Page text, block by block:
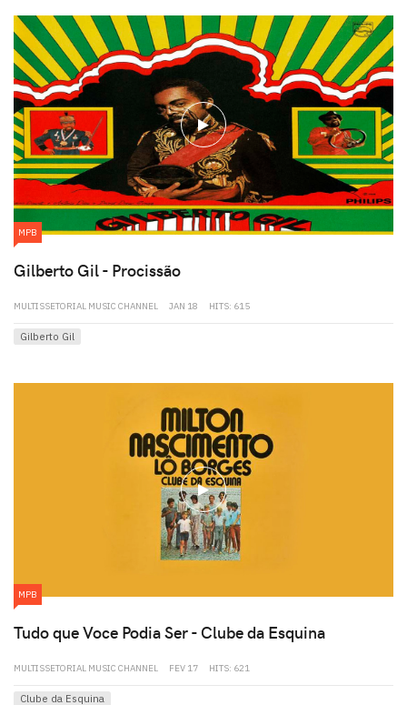
play
MPB
Gilberto Gil - Procissão
MULTISSETORIAL MUSIC CHANNEL JAN 18 HITS: 615
Gilberto Gil
play
MPB
Tudo que Voce Podia Ser - Clube da Esquina
MULTISSETORIAL MUSIC CHANNEL FEV 17 HITS: 621
Clube da Esquina